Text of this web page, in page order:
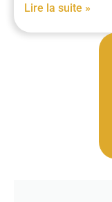
Lire la suite »